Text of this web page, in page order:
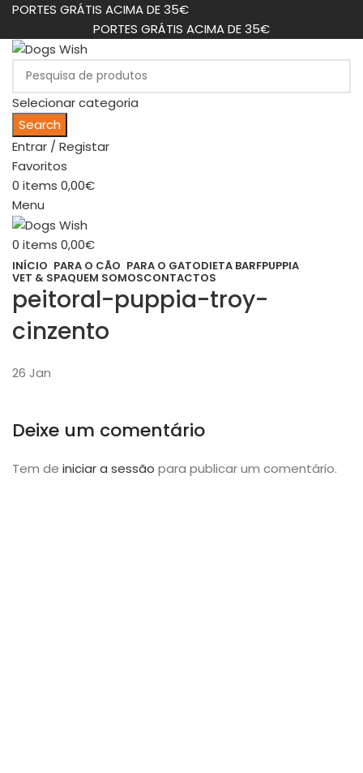
PORTES GRÁTIS ACIMA DE 35€
PORTES GRÁTIS ACIMA DE 35€
Selecionar categoria
Search
Entrar / Registar
Favoritos
0 items 0,00€
Menu
0 items 0,00€
INÍCIO PARA O CÃO PARA O GATODIETA BARFPUPPIA
VET & SPAQUEM SOMOSCONTACTOS
peitoral-puppia-troy-
cinzento
26 Jan
Deixe um comentário
Tem de iniciar a sessão para publicar um comentário.